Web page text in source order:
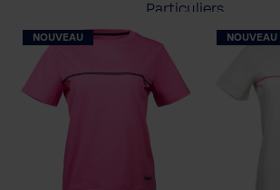
Particuliers
Service
À propos
NOUVEAU NOUVEAU